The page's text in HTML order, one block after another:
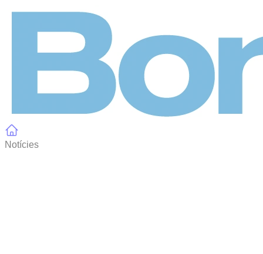
Notícies